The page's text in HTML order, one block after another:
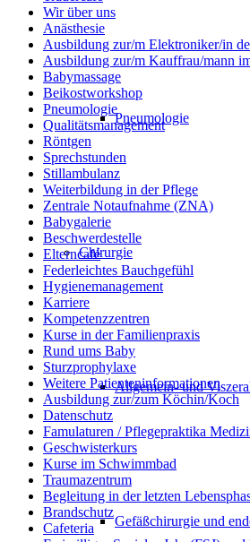
Pneumologie
Chirurgie
Allgemein- und
Gefäßchirurgie und
Wir über uns
Anästhesie
Ausbildung zur/m Elektroniker/in
Ausbildung zur/m Kauffrau/mann
Babymassage
Beikostworkshop
Pneumologie
Qualitätsmanagement
Röntgen
Sprechstunden
Stillambulanz
Weiterbildung in der Pflege
Zentrale Notaufnahme (ZNA)
Babygalerie
Beschwerdestelle
Elterncafé
Federleichtes Bauchgefühl
Hygienemanagement
Karriere
Kompetenzzentren
Kurse in der Familienpraxis
Rund ums Baby
Sturzprophylaxe
Weitere Patienteninformationen
Ausbildung zur/zum Köchin/Koch
Datenschutz
Famulaturen / Pflegepraktika
Geschwisterkurs
Kurse im Schwimmbad
Traumazentrum
Begleitung in der letzten
Brandschutz
Cafeteria